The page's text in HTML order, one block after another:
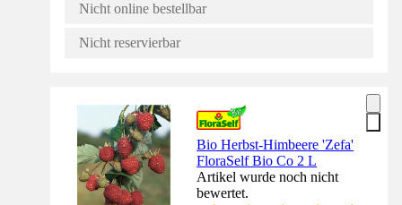
Nicht online bestellbar
Nicht reservierbar
Bio Herbst-Himbeere 'Zefa'
FloraSelf Bio Co 2 L
Artikel wurde noch nicht
bewertet.